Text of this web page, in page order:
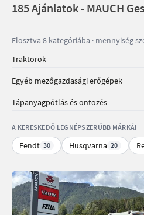
185 Ajánlatok - MAUCH
Elosztva 8 kategóriába · mennyiség
Traktorok
Egyéb mezőgazdasági erőgépek
Tápanyagpótlás és öntözés
A KERESKEDŐ LEGNÉPSZERŰBB MÁRKÁI
Fendt 30 Husqvarna 20